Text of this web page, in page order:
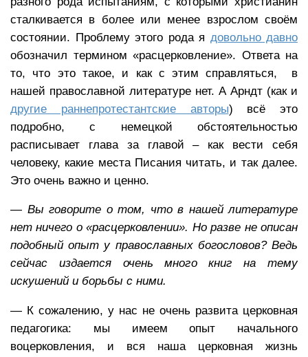
сталкивается в более или менее взрослом своём
состоянии. Проблему этого рода я довольно давно
обозначил термином «расцерковление». Ответа на
то, что это такое, и как с этим справляться, в
нашей православной литературе нет. А Арндт (как и
другие раннепротестантские авторы) всё это
подробно, с немецкой обстоятельностью
расписывает глава за главой – как вести себя
человеку, какие места Писания читать, и так далее.
Это очень важно и ценно.
— Вы говорите о том, что в нашей литературе
нет ничего о «расцерковлении». Но разве не описан
подобный опыт у православных богословов? Ведь
сейчас издается очень много книг на тему
искушений и борьбы с ними.
— К сожалению, у нас не очень развита церковная
педагогика: мы имеем опыт начального
воцерковления, и вся наша церковная жизнь